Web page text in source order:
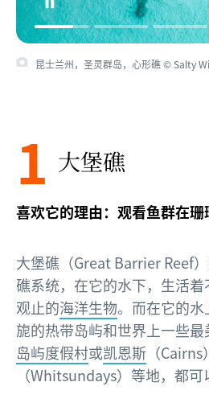
昆士兰州，圣灵群岛，心形礁 © Salty
1 大堡礁
喜欢它的理由：观看鱼群在
大堡礁（Great Barrier Reef
礁系统，在它的水下，生活
观止的海洋生物。而在它的
旎的热带岛屿和世界上一些
岛屿度假村或凯恩斯 （
（Whitsundays）等地，都可